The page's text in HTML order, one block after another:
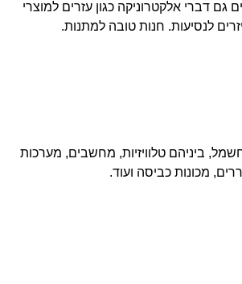
גם דברי אלקטרוניקה כגון עזרים למוצרי
לנסיעות. חנות טובה למתנות.
ביניהם טלוויזיות, מחשבים, מערכות
מכונות כביסה ועוד.